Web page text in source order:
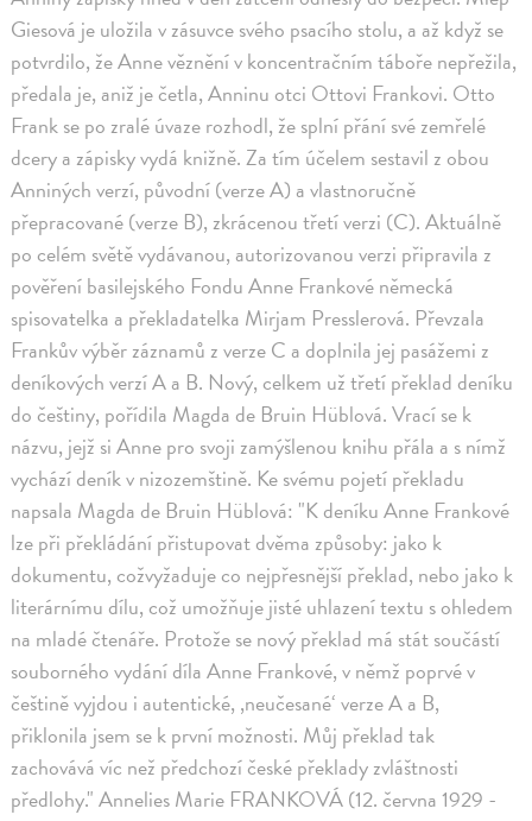
Giesová je uložila v zásuvce svého psacího stolu, a až když se
potvrdilo, že Anne věznění v koncentračním táboře nepřežila,
předala je, aniž je četla, Anninu otci Ottovi Frankovi. Otto
Frank se po zralé úvaze rozhodl, že splní přání své zemřelé
dcery a zápisky vydá knižně. Za tím účelem sestavil z obou
Anniných verzí, původní (verze A) a vlastnoručně
přepracované (verze B), zkrácenou třetí verzi (C). Aktuálně
po celém světě vydávanou, autorizovanou verzi připravila z
pověření basilejského Fondu Anne Frankové německá
spisovatelka a překladatelka Mirjam Presslerová. Převzala
Frankův výběr záznamů z verze C a doplnila jej pasážemi z
deníkových verzí A a B. Nový, celkem už třetí překlad deníku
do češtiny, pořídila Magda de Bruin Hüblová. Vrací se k
názvu, jejž si Anne pro svoji zamýšlenou knihu přála a s nímž
vychází deník v nizozemštině. Ke svému pojetí překladu
napsala Magda de Bruin Hüblová: "K deníku Anne Frankové
lze při překládání přistupovat dvěma způsoby: jako k
dokumentu, cožvyžaduje co nejpřesnější překlad, nebo jako k
literárnímu dílu, což umožňuje jisté uhlazení textu s ohledem
na mladé čtenáře. Protože se nový překlad má stát součástí
souborného vydání díla Anne Frankové, v němž poprvé v
češtině vyjdou i autentické, ,neučesané‘ verze A a B,
přiklonila jsem se k první možnosti. Můj překlad tak
zachovává víc než předchozí české překlady zvláštnosti
předlohy." Annelies Marie FRANKOVÁ (12. června 1929 -